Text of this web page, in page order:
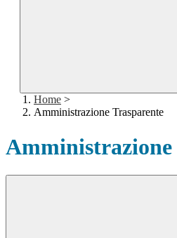
Home >
Amministrazione Trasparente
Amministrazione